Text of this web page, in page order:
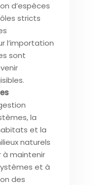
d’espèces
stricts
l’importation
sont
la
et la
naturels
à maintenir
et à
des